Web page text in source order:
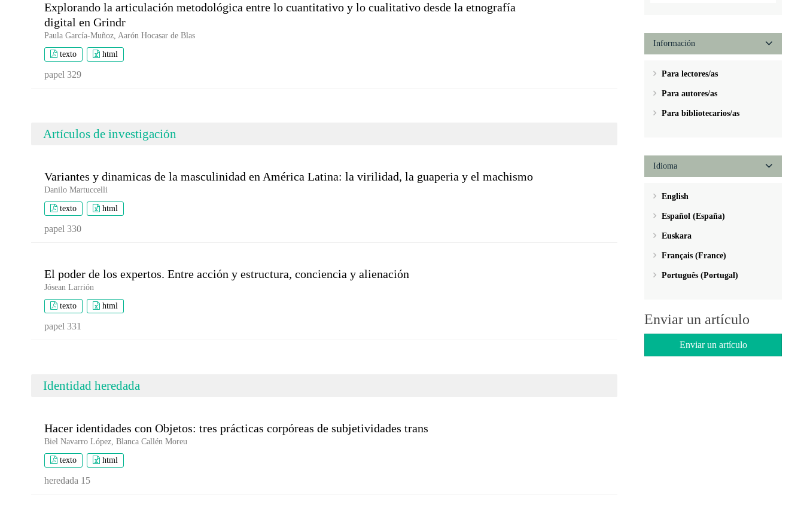
Explorando la articulación metodológica entre lo cuantitativo y lo cualitativo desde la etnografía
digital en Grindr
Paula García-Muñoz, Aarón Hocasar de Blas
texto html
papel 329
Artículos de investigación
Variantes y dinamicas de la masculinidad en América Latina: la virilidad, la guaperia y el machismo
Danilo Martuccelli
texto html
papel 330
El poder de los expertos. Entre acción y estructura, conciencia y alienación
Jósean Larrión
texto html
papel 331
Identidad heredada
Hacer identidades con Objetos: tres prácticas corpóreas de subjetividades trans
Biel Navarro López, Blanca Callén Moreu
texto html
heredada 15
Información
Para lectores/as
Para autores/as
Para bibliotecarios/as
Idioma
English
Español (España)
Euskara
Français (France)
Português (Portugal)
Enviar un artículo
Enviar un artículo